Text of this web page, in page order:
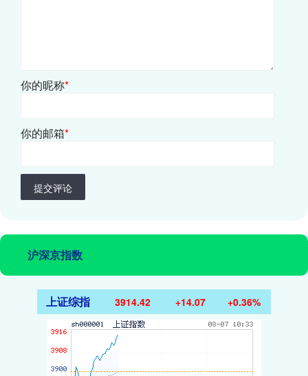
你的昵称*
你的邮箱*
提交评论
沪深京指数
上证综指 3914.42 +14.07 +0.36%